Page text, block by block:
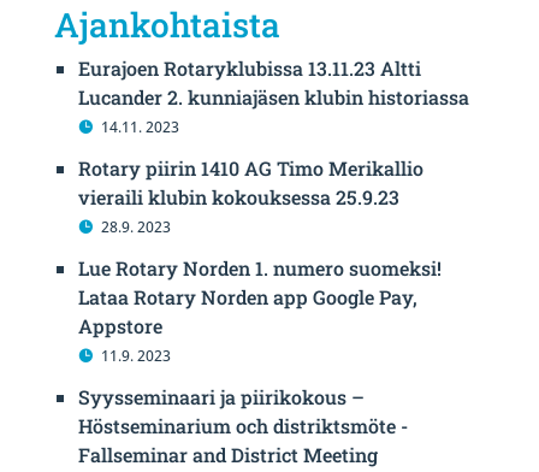
Ajankohtaista
Eurajoen Rotaryklubissa 13.11.23 Altti
Lucander 2. kunniajäsen klubin historiassa
14.11. 2023
Rotary piirin 1410 AG Timo Merikallio
vieraili klubin kokouksessa 25.9.23
28.9. 2023
Lue Rotary Norden 1. numero suomeksi!
Lataa Rotary Norden app Google Pay,
Appstore
11.9. 2023
Syysseminaari ja piirikokous –
Höstseminarium och distriktsmöte -
Fallseminar and District Meeting